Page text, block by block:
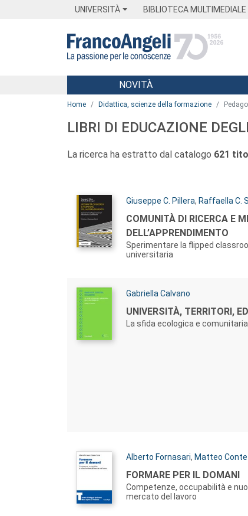
UNIVERSITÀ BIBLIOTECA MULTIMEDIALE
Menu
NOVITÀ
Home Didattica, scienze della formazione
LIBRI DI EDUCAZIONE
La ricerca ha estratto dal catalogo 621
Autori:
Giuseppe C. Pillera, Raffaella C.
Titolo:
COMUNITÀ DI RICERCA E
DELL’APPRENDIMENTO
Sperimentare la flipped
universitaria
Autori:
Gabriella Calvano
Titolo:
UNIVERSITÀ, TERRITORI,
La sfida ecologica e
Autori:
Alberto Fornasari, Matteo Conte
Titolo:
FORMARE PER IL DOMANI
Competenze, occupabilità e
mercato del lavoro